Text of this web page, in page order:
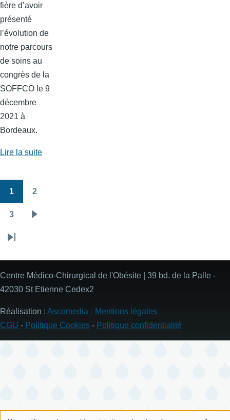
fière d’avoir
présenté
l’évolution de
notre parcours
de soins au
congrès de la
SOFFCO le 9
décembre
2021 à
Bordeaux.
Lire la suite
Pagination
1 2
3
Dernière
Centre Médico-Chirurgical de l'Obésite | 39 bd. de la Palle -
42030 St Etienne Cedex2
Réalisation : Ascomedia - Mentions légales
CGU - Politique Cookies - Politique confidentialité